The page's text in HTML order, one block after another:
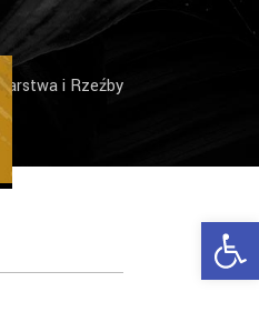
i Rzeźby